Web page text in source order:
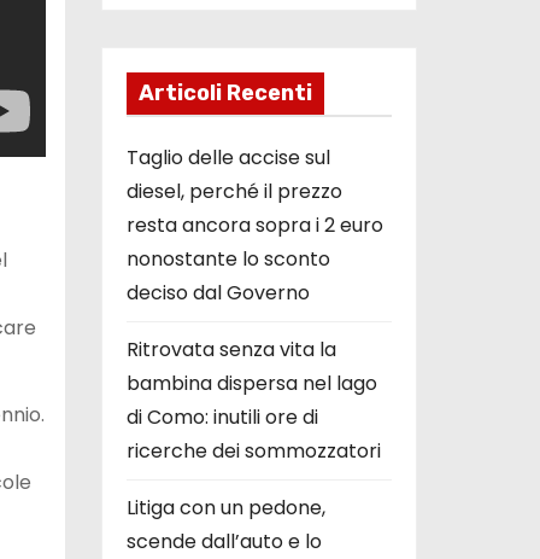
Articoli Recenti
Taglio delle accise sul
diesel, perché il prezzo
resta ancora sopra i 2 euro
nonostante lo sconto
deciso dal Governo
Ritrovata senza vita la
bambina dispersa nel lago
di Como: inutili ore di
ricerche dei sommozzatori
Litiga con un pedone,
scende dall’auto e lo